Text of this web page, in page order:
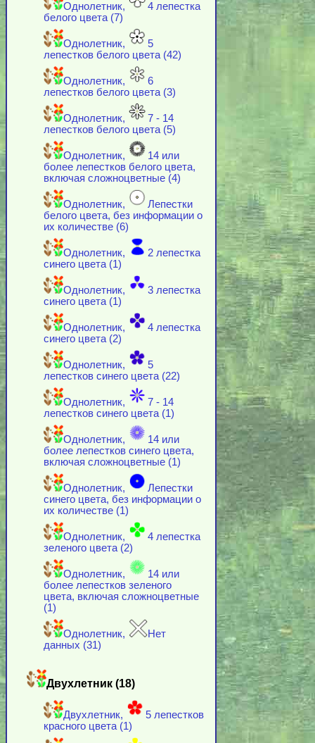
Однолетник,
4 лепестка
белого цвета (7)
Однолетник,
5
лепестков белого цвета (42)
Однолетник,
6
лепестков белого цвета (3)
Однолетник,
7 - 14
лепестков белого цвета (5)
Однолетник,
14 или
более лепестков белого цвета,
включая cложноцветные (4)
Однолетник,
Лепестки
белого цвета, без информации о
их количестве (6)
Однолетник,
2 лепестка
синего цвета (1)
Однолетник,
3 лепестка
синего цвета (1)
Однолетник,
4 лепестка
синего цвета (2)
Однолетник,
5
лепестков синего цвета (22)
Однолетник,
7 - 14
лепестков синего цвета (1)
Однолетник,
14 или
более лепестков синего цвета,
включая cложноцветные (1)
Однолетник,
Лепестки
синего цвета, без информации о
их количестве (1)
Однолетник,
4 лепестка
зеленого цвета (2)
Однолетник,
14 или
более лепестков зеленого
цвета, включая cложноцветные
(1)
Однолетник,
Нет
данных (31)
Двухлетник (18)
Двухлетник,
5 лепестков
красного цвета (1)